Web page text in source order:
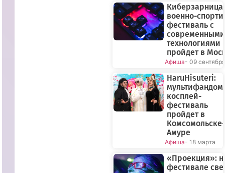
военно-
фестиваль с
современными
технологиями
пройдет в
Афиша- 09 сентября
HaruHisuteri:
косплей-
фестиваль
пройдет в
Амуре
Афиша- 18 марта
«Проекция»:
фестивале